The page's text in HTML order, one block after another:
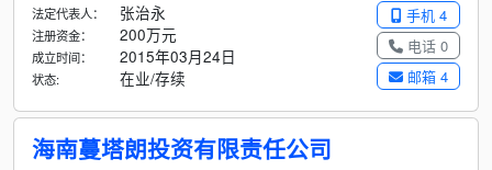
手机 4
电话 0
邮箱 4
法定代表人： 张治永
注册资金： 200万元
成立时间： 2015年03月24日
状态: 在业/存续
海南蔓塔朗投资有限责任公司